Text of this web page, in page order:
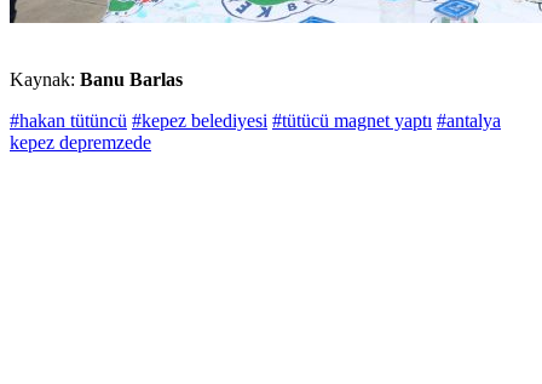
Kaynak: Banu Barlas
#hakan tütüncü #kepez belediyesi #tütücü magnet yaptı #antalya
kepez depremzede